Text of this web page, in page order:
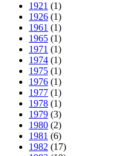
1921 (1)
1926 (1)
1961 (1)
1965 (1)
1971 (1)
1974 (1)
1975 (1)
1976 (1)
1977 (1)
1978 (1)
1979 (3)
1980 (2)
1981 (6)
1982 (17)